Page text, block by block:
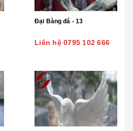
Đại Bàng đá - 13
Liên hệ 0795 102 666